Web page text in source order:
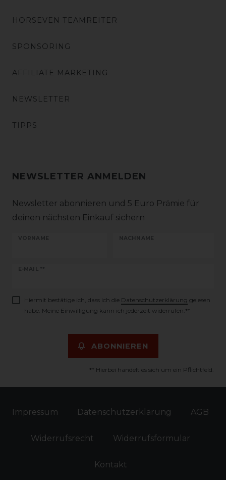
HORSEVEN TEAMREITER
SPONSORING
AFFILIATE MARKETING
NEWSLETTER
TIPPS
NEWSLETTER ANMELDEN
Newsletter abonnieren und 5 Euro Prämie für
deinen nächsten Einkauf sichern
VORNAME NACHNAME
E-MAIL **
Newsletter
Hiermit bestätige ich, dass ich die Daten­schutz­erklärung gelesen
habe. Meine Einwilligung kann ich jederzeit widerrufen.**
ABONNIEREN
** Hierbei handelt es sich um ein Pflichtfeld.
Impressum Daten­schutz­erklärung AGB
Widerrufs­recht Widerrufs­formular
Kontakt